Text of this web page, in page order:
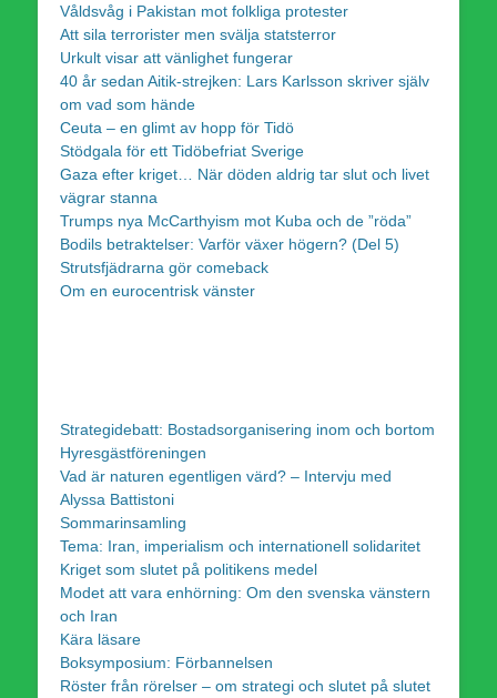
Våldsvåg i Pakistan mot folkliga protester
Att sila terrorister men svälja statsterror
Urkult visar att vänlighet fungerar
40 år sedan Aitik-strejken: Lars Karlsson skriver själv
om vad som hände
Ceuta – en glimt av hopp för Tidö
Stödgala för ett Tidöbefriat Sverige
Gaza efter kriget… När döden aldrig tar slut och livet
vägrar stanna
Trumps nya McCarthyism mot Kuba och de ”röda”
Bodils betraktelser: Varför växer högern? (Del 5)
Strutsfjädrarna gör comeback
Om en eurocentrisk vänster
Strategidebatt: Bostadsorganisering inom och bortom
Hyresgästföreningen
Vad är naturen egentligen värd? – Intervju med
Alyssa Battistoni
Sommarinsamling
Tema: Iran, imperialism och internationell solidaritet
Kriget som slutet på politikens medel
Modet att vara enhörning: Om den svenska vänstern
och Iran
Kära läsare
Boksymposium: Förbannelsen
Röster från rörelser – om strategi och slutet på slutet